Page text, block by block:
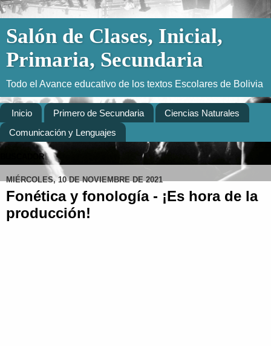
Salón de Clases, Inicial,
Primaria, Secundaria
Todo el Avance educativo de los textos Escolares de Bolivia
Inicio Primero de Secundaria
Ciencias Naturales
Comunicación y Lenguajes
BUSCADOR
MIÉRCOLES, 10 DE NOVIEMBRE DE 2021
Fonética y fonología - ¡Es hora de la
producción!